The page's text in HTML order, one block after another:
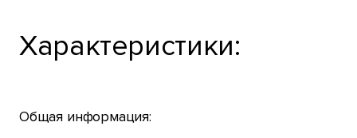
Характеристики:
Общая информация: